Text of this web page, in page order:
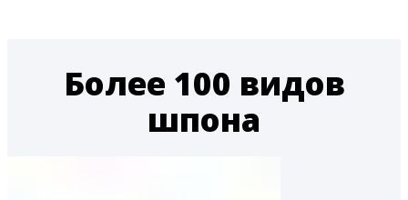
Более 100 видов
шпона